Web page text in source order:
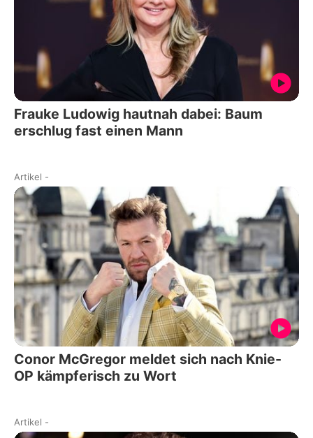
Frauke Ludowig hautnah dabei: Baum
erschlug fast einen Mann
Artikel -
Conor McGregor meldet sich nach Knie-
OP kämpferisch zu Wort
Artikel -